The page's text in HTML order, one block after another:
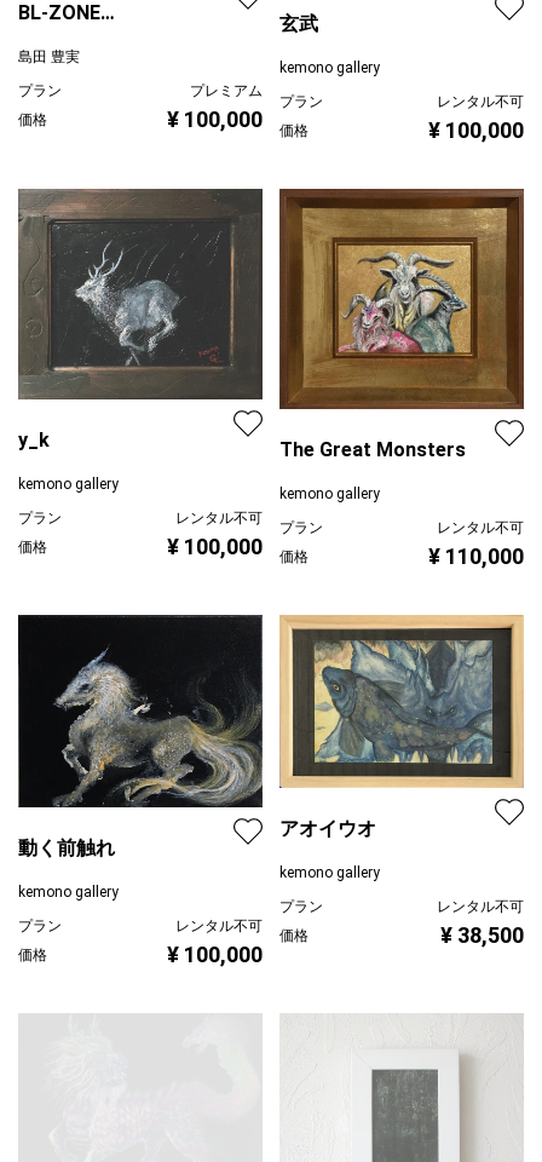
BL-ZONE
島田 豊実
プラン
プレミアム
価格
¥ 100,000
玄武
kemono gallery
プラン
レンタル不可
価格
¥ 100,000
y_k
kemono gallery
プラン
レンタル不可
価格
¥ 100,000
The Great Monsters
kemono gallery
プラン
レンタル不可
価格
¥ 110,000
動く前触れ
kemono gallery
プラン
レンタル不可
価格
¥ 100,000
アオイウオ
kemono gallery
プラン
レンタル不可
価格
¥ 38,500